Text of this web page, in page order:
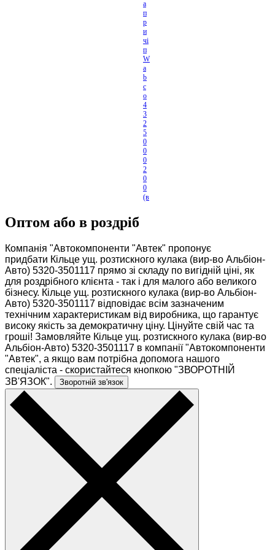
а
п
р
и
чі
п
W
a
b
c
o
4
3
2
5
0
0
0
2
0
0
(в
Оптом або в роздріб
Компанія "Автокомпоненти "Автек" пропонує
придбати Кільце ущ. розтискного кулака (вир-во Альбіон-
Авто) 5320-3501117 прямо зі складу по вигідній ціні, як
для роздрібного клієнта - так і для малого або великого
бізнесу. Кільце ущ. розтискного кулака (вир-во Альбіон-
Авто) 5320-3501117 відповідає всім зазначеним
технічним характеристикам від виробника, що гарантує
високу якість за демократичну ціну. Цінуйте свій час та
гроші! Замовляйте Кільце ущ. розтискного кулака (вир-во
Альбіон-Авто) 5320-3501117 в компанії "Автокомпоненти
"Автек", а якщо вам потрібна допомога нашого
спеціаліста - скористайтеся кнопкою "ЗВОРОТНІЙ
ЗВ'ЯЗОК".
Зворотній зв'язок